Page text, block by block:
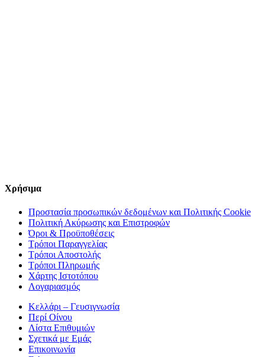
Χρήσιμα
Προστασία προσωπικών δεδομένων και Πολιτικής Cookie
Πολιτική Ακύρωσης και Επιστροφών
Όροι & Προϋποθέσεις
Τρόποι Παραγγελίας
Τρόποι Αποστολής
Τρόποι Πληρωμής
Χάρτης Ιστοτόπου
Λογαριασμός
Κελλάρι – Γευσιγνωσία
Περί Οίνου
Λίστα Επιθυμιών
Σχετικά με Εμάς
Επικοινωνία